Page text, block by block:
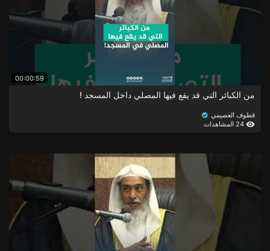
00:00:59
من الكبائر التي قد يقع فيها المصلي داخل المسجد !
قطوف العصيمي